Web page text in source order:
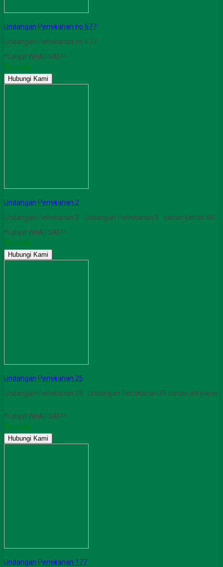
Undangan Pernikahan no 677
Undangan Pernikahan no 677
*Lanjut WHATSAPP
Tersedia
Hubungi Kami
Undangan Pernikahan 2
Undangan Pernikahan 2 Undangan Pernikahan 2 bahan kertas BC
*Lanjut WHATSAPP
Tersedia
Hubungi Kami
Undangan Pernikahan 25
Undangan Pernikahan 25 Undangan Pernikahan 25 bahan art paper
*Lanjut WHATSAPP
Tersedia
Hubungi Kami
Undangan Pernikahan 177